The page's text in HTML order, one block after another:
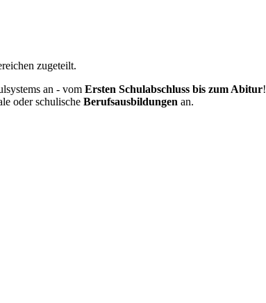
zugeteilt.
an - vom Ersten Schulabschluss bis zum Abitur!
oder schulische Berufsausbildungen an.